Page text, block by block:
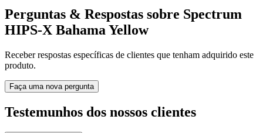
Perguntas & Respostas sobre Spectrum
HIPS-X Bahama Yellow
Receber respostas específicas de clientes que tenham adquirido este
produto.
Faça uma nova pergunta
Testemunhos dos nossos clientes